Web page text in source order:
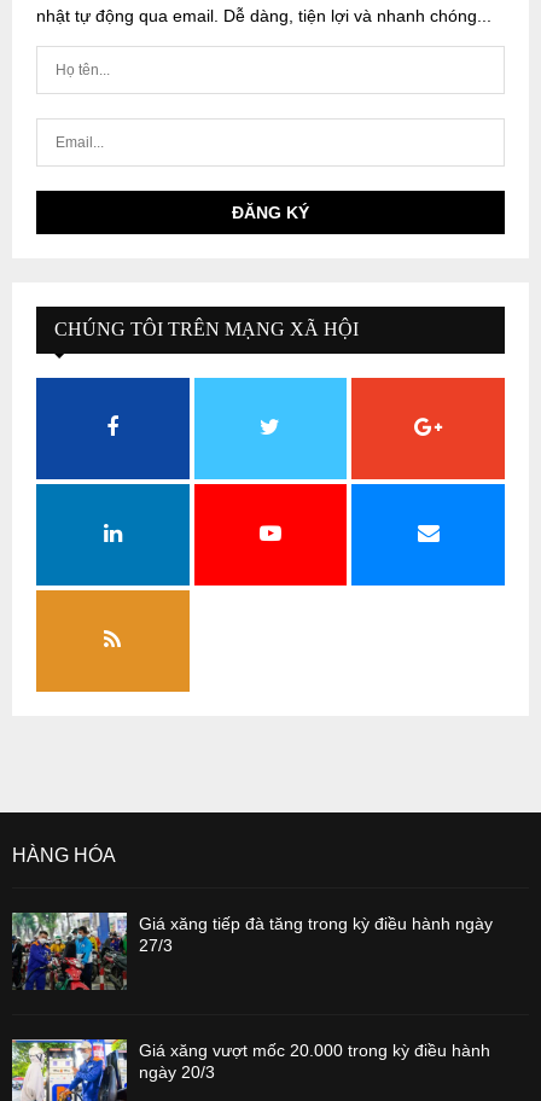
nhật tự động qua email. Dễ dàng, tiện lợi và nhanh chóng...
CHÚNG TÔI TRÊN MẠNG XÃ HỘI
HÀNG HÓA
Giá xăng tiếp đà tăng trong kỳ điều hành ngày
27/3
Giá xăng vượt mốc 20.000 trong kỳ điều hành
ngày 20/3